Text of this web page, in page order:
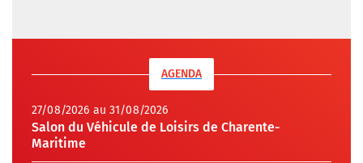
AGENDA
27/08/2026 au 31/08/2026
Salon du Véhicule de Loisirs de Charente-
Maritime